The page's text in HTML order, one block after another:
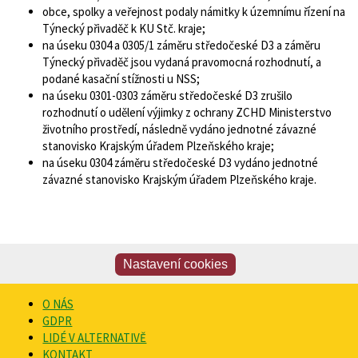
obce, spolky a veřejnost podaly námitky k územnímu řízení na
Týnecký přivaděč k KU Stč. kraje;
na úseku 0304 a 0305/1 záměru středočeské D3 a záměru
Týnecký přivaděč jsou vydaná pravomocná rozhodnutí, a
podané kasační stížnosti u NSS;
na úseku 0301-0303 záměru středočeské D3 zrušilo
rozhodnutí o udělení výjimky z ochrany ZCHD Ministerstvo
životního prostředí, následně vydáno jednotné závazné
stanovisko Krajským úřadem Plzeňského kraje;
na úseku 0304 záměru středočeské D3 vydáno jednotné
závazné stanovisko Krajským úřadem Plzeňského kraje.
Nastavení cookies
O NÁS
GDPR
LIDÉ V ALTERNATIVĚ
KONTAKT